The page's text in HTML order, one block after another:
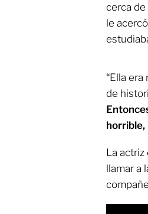
cerca de
le
“Ella
de
horrible,
La actriz
llamar a